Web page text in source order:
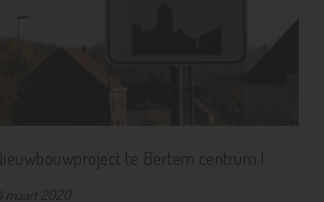
te Bertem centrum !
maart 2020